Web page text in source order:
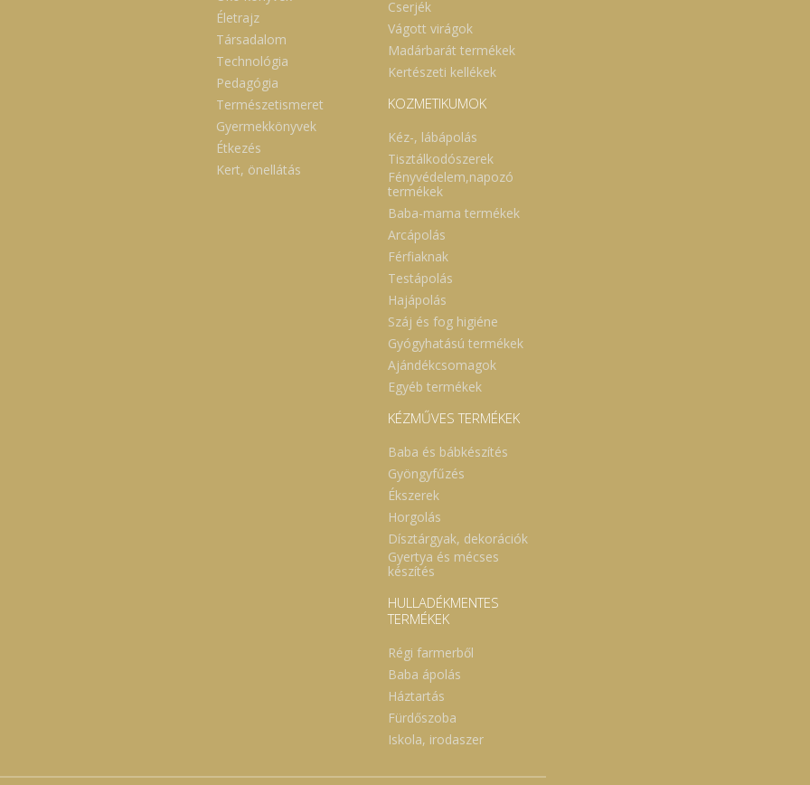
Életrajz
Társadalom
Technológia
Pedagógia
Természetismeret
Gyermekkönyvek
Étkezés
Kert, önellátás
Cserjék
Vágott virágok
Madárbarát termékek
Kertészeti kellékek
KOZMETIKUMOK
Kéz-, lábápolás
Tisztálkodószerek
Fényvédelem,napozó
termékek
Baba-mama termékek
Arcápolás
Férfiaknak
Testápolás
Hajápolás
Száj és fog higiéne
Gyógyhatású termékek
Ajándékcsomagok
Egyéb termékek
KÉZMŰVES TERMÉKEK
Baba és bábkészítés
Gyöngyfűzés
Ékszerek
Horgolás
Dísztárgyak, dekorációk
Gyertya és mécses
készítés
HULLADÉKMENTES
TERMÉKEK
Régi farmerből
Baba ápolás
Háztartás
Fürdőszoba
Iskola, irodaszer